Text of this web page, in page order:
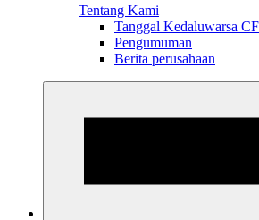
Tentang Kami
Tanggal Kedaluwarsa
Pengumuman
Berita perusahaan